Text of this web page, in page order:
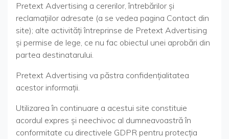
Pretext Advertising a cererilor, întrebărilor şi
reclamaţiilor adresate (a se vedea pagina Contact din
site); alte activităţi întreprinse de Pretext Advertising
şi permise de lege, ce nu fac obiectul unei aprobări din
partea destinatarului.
Pretext Advertising va păstra confidenţialitatea
acestor informaţii.
Utilizarea în continuare a acestui site constituie
acordul expres şi neechivoc al dumneavoastră în
conformitate cu directivele GDPR pentru protecţia